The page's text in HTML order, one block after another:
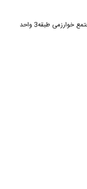
شیراز - خیابان سید جمالدین اسدآبادی کوچه 3 مجتمع خوارزمی طبقه3 واحد